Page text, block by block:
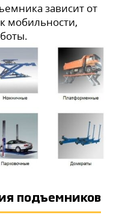
зависит от
мобильности,
подъемников